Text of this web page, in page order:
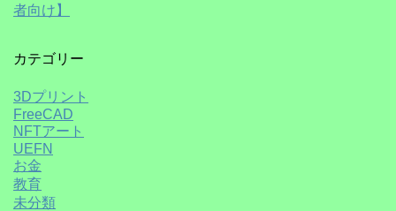
者向け】
カテゴリー
3Dプリント
FreeCAD
NFTアート
UEFN
お金
教育
未分類